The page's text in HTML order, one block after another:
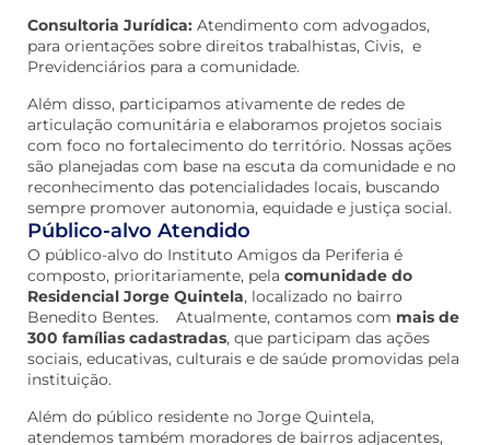
Consultoria Jurídica: Atendimento com advogados,
para orientações sobre direitos trabalhistas, Civis, e
Previdenciários para a comunidade.
Além disso, participamos ativamente de redes de
articulação comunitária e elaboramos projetos sociais
com foco no fortalecimento do território. Nossas ações
são planejadas com base na escuta da comunidade e no
reconhecimento das potencialidades locais, buscando
sempre promover autonomia, equidade e justiça social.
Público-alvo Atendido
O público-alvo do Instituto Amigos da Periferia é
composto, prioritariamente, pela comunidade do
Residencial Jorge Quintela, localizado no bairro
Benedito Bentes. Atualmente, contamos com mais de
300 famílias cadastradas, que participam das ações
sociais, educativas, culturais e de saúde promovidas pela
instituição.
Além do público residente no Jorge Quintela,
atendemos também moradores de bairros adjacentes,